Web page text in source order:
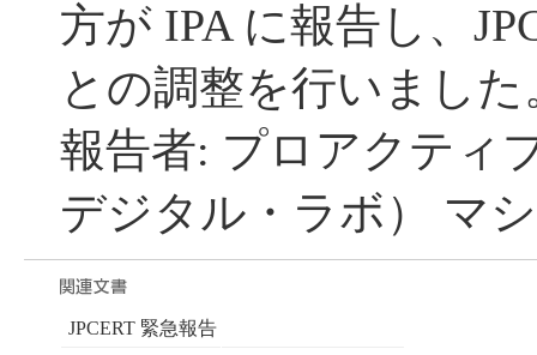
方が IPA に報告し、
との調整を行いました
報告者: プロアクティ
デジタル・ラボ） マ
JPCERT 緊急報告